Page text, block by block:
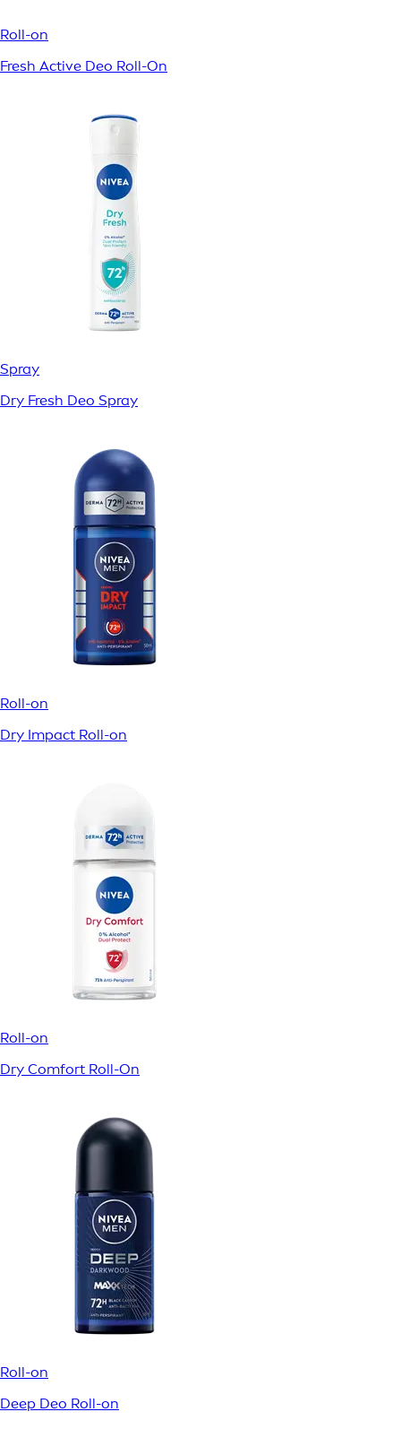
Roll-on
Fresh Active Deo Roll-On
Spray
Dry Fresh Deo Spray
Roll-on
Dry Impact Roll-on
Roll-on
Dry Comfort Roll-On
Roll-on
Deep Deo Roll-on